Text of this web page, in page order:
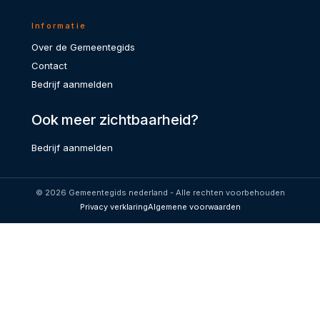
Informatie
Over de Gemeentegids
Contact
Bedrijf aanmelden
Ook meer zichtbaarheid?
Bedrijf aanmelden
© 2026 Gemeentegids nederland - Alle rechten voorbehouden
Privacy verklaringAlgemene voorwaarden